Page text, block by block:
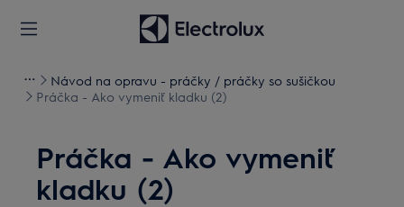
Návod na opravu - práčky / práčky so sušičkou
Práčka - Ako vymeniť kladku (2)
Práčka - Ako vymeniť
kladku (2)